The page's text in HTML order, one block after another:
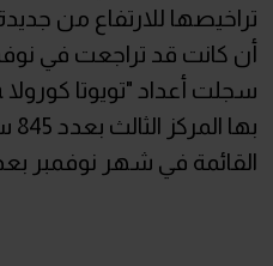
القائمة في شهر نوفمبر بعدد 384 سيارة